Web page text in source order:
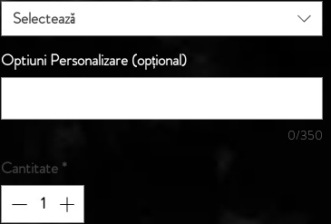
Selectează
Optiuni Personalizare (opțional)
0/350
Cantitate *